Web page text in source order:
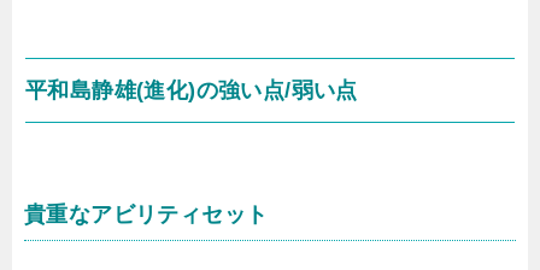
平和島静雄(進化)の強い点/弱い点
貴重なアビリティセット